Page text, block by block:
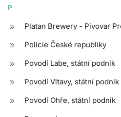
P
Platan Brewery - Pivovar
Policie České republiky
Povodí Labe, státní podnik
Povodí Vltavy, státní podnik
Povodí Ohře, státní podnik